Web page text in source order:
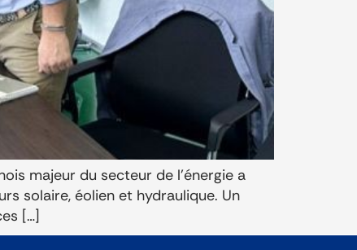
majeur du secteur de l’énergie a
solaire, éolien et hydraulique. Un
[…]